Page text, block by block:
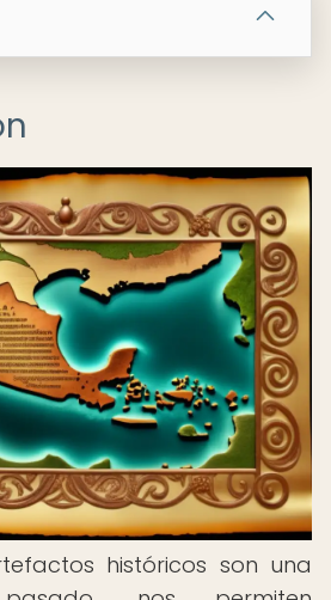
históricos son una